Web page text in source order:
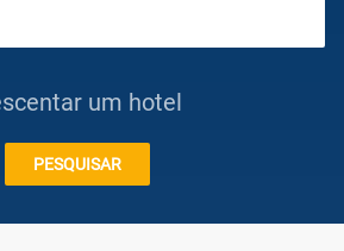
um hotel
PESQUISAR